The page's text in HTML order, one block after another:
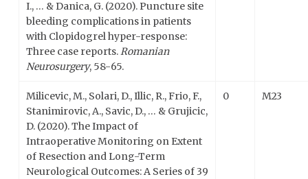
I., … & Danica, G. (2020). Puncture site
bleeding complications in patients
with Clopidogrel hyper-response:
Three case reports.Romanian
Neurosurgery, 58-65.
Milicevic, M., Solari, D., Illic, R., Frio, F.,
Stanimirovic, A., Savic, D., … & Grujicic,
D. (2020). The Impact of
Intraoperative Monitoring on Extent
of Resection and Long-Term
Neurological Outcomes: A Series of 39
0 M23